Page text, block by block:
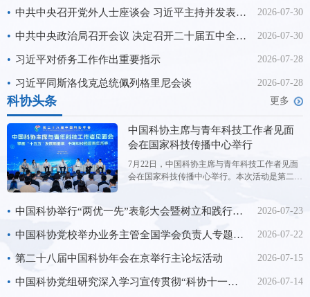
特色社会主义思想为指导，深入贯彻新时代强军
进国防和军队现代化，
• 中共中央召开党外人士座谈会 习近平主持并发表重要讲话 2026-07-30
• 中共中央政治局召开会议 决定召开二十届五中全会 分析研究当前经济形势和经济工作 中共中央总书记习近平主持会议 2026-07-30
• 习近平对侨务工作作出重要指示 2026-07-28
• 习近平同斯洛伐克总统佩列格里尼会谈 2026-07-28
科协头条 更多
中国科协主席与青年科技工作者见面
会在国家科技传播中心举行
7月22日，中国科协主席与青年科技工作者见面
会在国家科技传播中心举行。本次活动是第二十
科协主席王光谦与来自全国学会、科研院所、高
行交流对话。 交流
• 中国科协举行“两优一先”表彰大会暨树立和践行正确政绩观学习教育专题党课 2026-07-23
• 中国科协党校举办业务主管全国学会负责人专题研讨班（第2期） 2026-07-22
• 第二十八届中国科协年会在京举行主论坛活动 2026-07-15
• 中国科协党组研究深入学习宣传贯彻“科协十一大”精神工作 2026-07-14